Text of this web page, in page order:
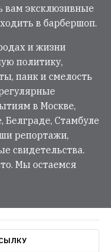
вам эксклюзивные
в барбершоп.
и жизни
политику,
панк и смелость
в Москве,
Белграде, Стамбуле
репортажи,
свидетельства.
Мы остаемся